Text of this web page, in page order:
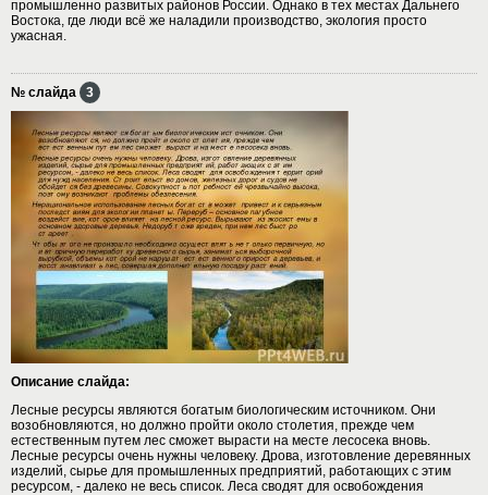
промышленно развитых районов России. Однако в тех местах Дальнего
Востока, где люди всё же наладили производство, экология просто
ужасная.
№ слайда 3
Описание слайда:
Лесные ресурсы являются богатым биологическим источником. Они
возобновляются, но должно пройти около столетия, прежде чем
естественным путем лес сможет вырасти на месте лесосека вновь.
Лесные ресурсы очень нужны человеку. Дрова, изготовление деревянных
изделий, сырье для промышленных предприятий, работающих с этим
ресурсом, - далеко не весь список. Леса сводят для освобождения